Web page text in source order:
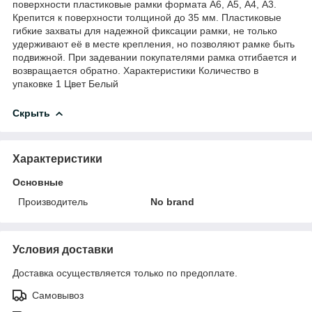
поверхности пластиковые рамки формата А6, А5, А4, А3.
Крепится к поверхности толщиной до 35 мм. Пластиковые
гибкие захваты для надежной фиксации рамки, не только
удерживают её в месте крепления, но позволяют рамке быть
подвижной. При задевании покупателями рамка отгибается и
возвращается обратно. Характеристики Количество в
упаковке 1 Цвет Белый
Скрыть
Характеристики
Основные
Производитель
No brand
Условия доставки
Доставка осуществляется только по предоплате.
Самовывоз